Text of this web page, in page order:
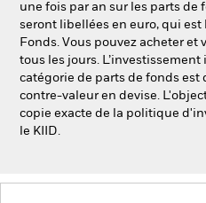
une fois par an sur les parts de
seront libellées en euro, qui est
Fonds. Vous pouvez acheter et
tous les jours.
catégorie de parts de fonds est
contre-valeur en devise.
copie exacte de la politique
le KIID.